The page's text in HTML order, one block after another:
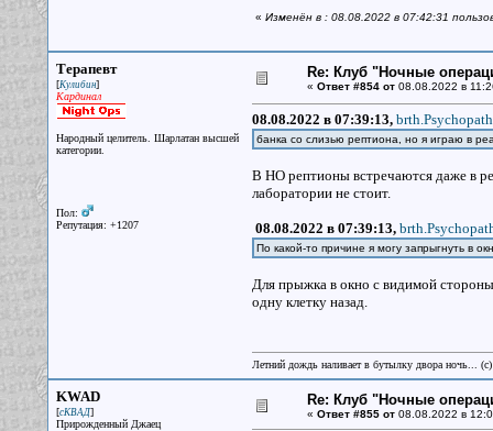
« Изменён в : 08.08.2022 в 07:42:31
Терапевт
[Кулибин]
Кардинал
Народный целитель. Шарлатан высшей
категории.
Пол:
Репутация: +1207
Re: Клуб "Ночные
« Ответ #854 от08.08.2022 в
08.08.2022 в 07:39:13,
банка со слизью рептиона, но я играю в
В НО рептионы встречаются даже в
лаборатории не стоит.
08.08.2022 в 07:39:13,
По какой-то причине я могу запрыгнуть в
Для прыжка в окно с видимой
одну клетку назад.
Летний дождь наливает в бутылку двора ночь...
KWAD
[сКВАД]
Прирожденный Джаец
Re: Клуб "Ночные
« Ответ #855 от08.08.2022 в